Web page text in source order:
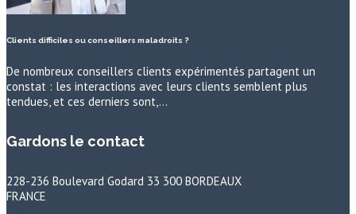
Clients difficiles ou conseillers maladroits ?
De nombreux conseillers clients expérimentés partagent un
constat : les interactions avec leurs clients semblent plus
tendues, et ces derniers sont,…
Gardons le contact
228-236 Boulevard Godard 33 300 BORDEAUX
FRANCE